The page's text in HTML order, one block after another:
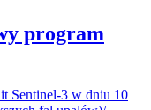
program